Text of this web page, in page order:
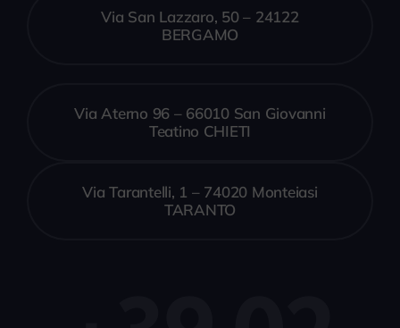
Via San Lazzaro, 50 – 24122
BERGAMO
Via Aterno 96 – 66010 San Giovanni
Teatino CHIETI
Via Tarantelli, 1 – 74020 Monteiasi
TARANTO